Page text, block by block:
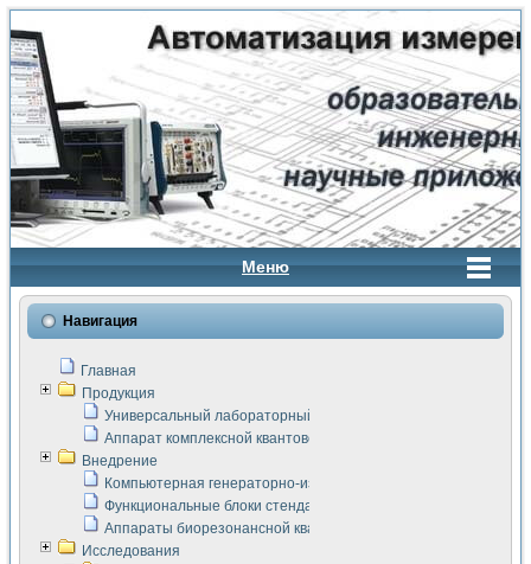
Меню
Навигация
Главная
Продукция
Универсальный лабораторный стенд "Сигнал-USB"
Аппарат комплексной квантовой терапии Интроскан
Внедрение
Компьютерная генераторно-измерительная система
Функциональные блоки стенда "Сигнал-USB"
Аппараты биорезонансной квантовой терапии серии СКАН
Исследования